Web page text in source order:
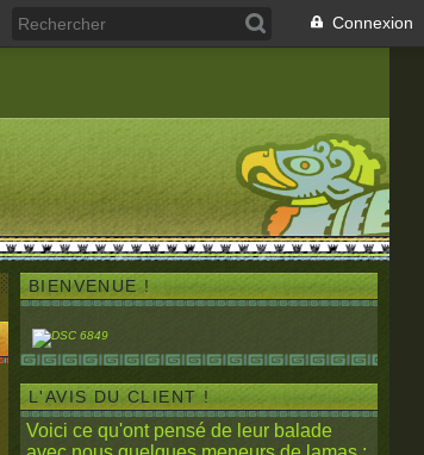
Connexion
BIENVENUE !
L'AVIS DU CLIENT !
Voici ce qu'ont pensé de leur balade